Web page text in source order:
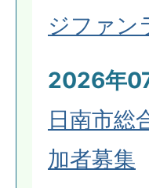
ジファン
2026年
日南市総
加者募集